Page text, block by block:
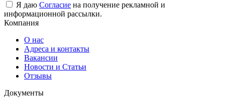
Я даю Согласие на получение рекламной и
информационной рассылки.
Компания
О нас
Адреса и контакты
Вакансии
Новости и Статьи
Отзывы
Документы